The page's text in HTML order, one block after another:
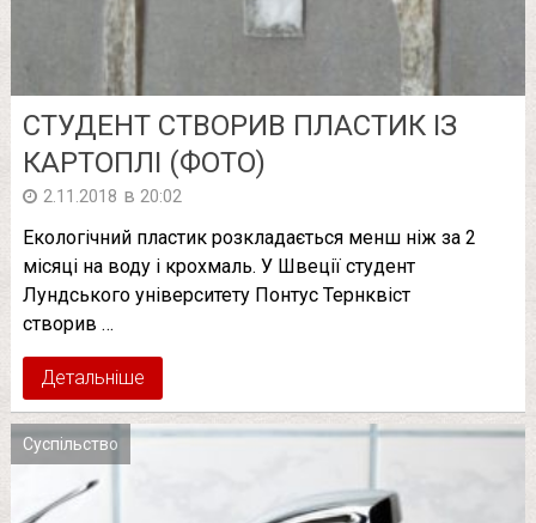
СТУДЕНТ СТВОРИВ ПЛАСТИК ІЗ
КАРТОПЛІ (ФОТО)
2.11.2018 в 20:02
Екологічний пластик розкладається менш ніж за 2
місяці на воду і крохмаль. У Швеції студент
Лундського університету Понтус Тернквіст
створив …
Детальніше
Суспільство